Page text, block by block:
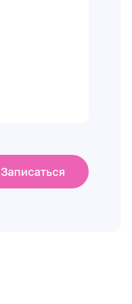
Записаться